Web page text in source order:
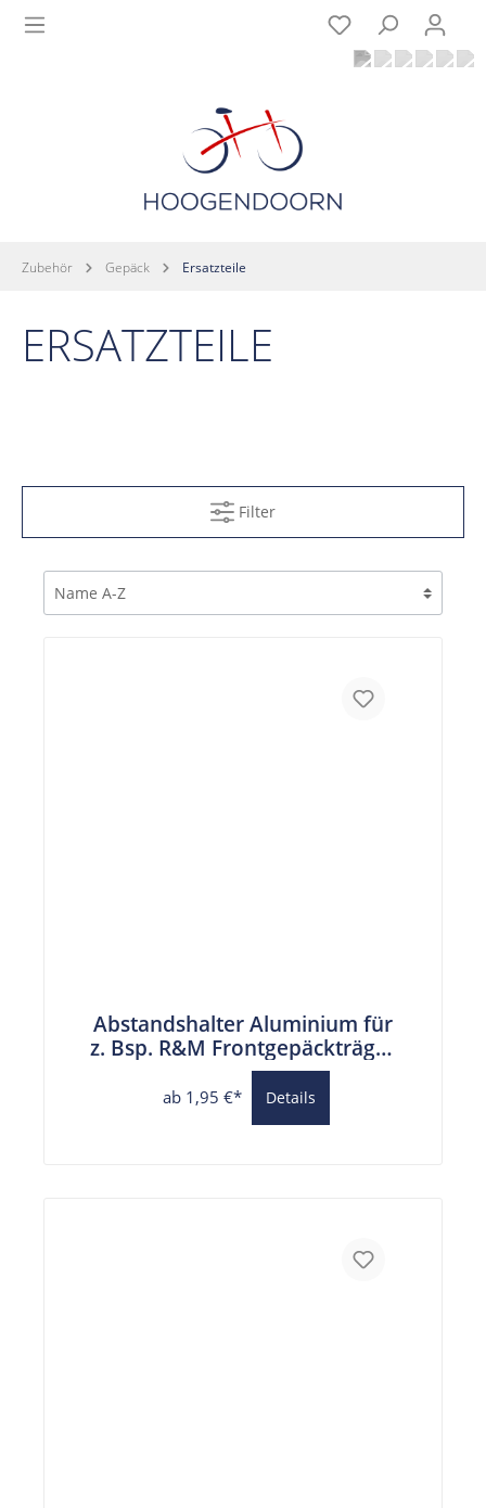
Zubehör Gepäck Ersatzteile
ERSATZTEILE
Filter
Abstandshalter Aluminium für
z. Bsp. R&M Frontgepäckträger
6,2 mm Bohrung
ab 1,95 €* Details